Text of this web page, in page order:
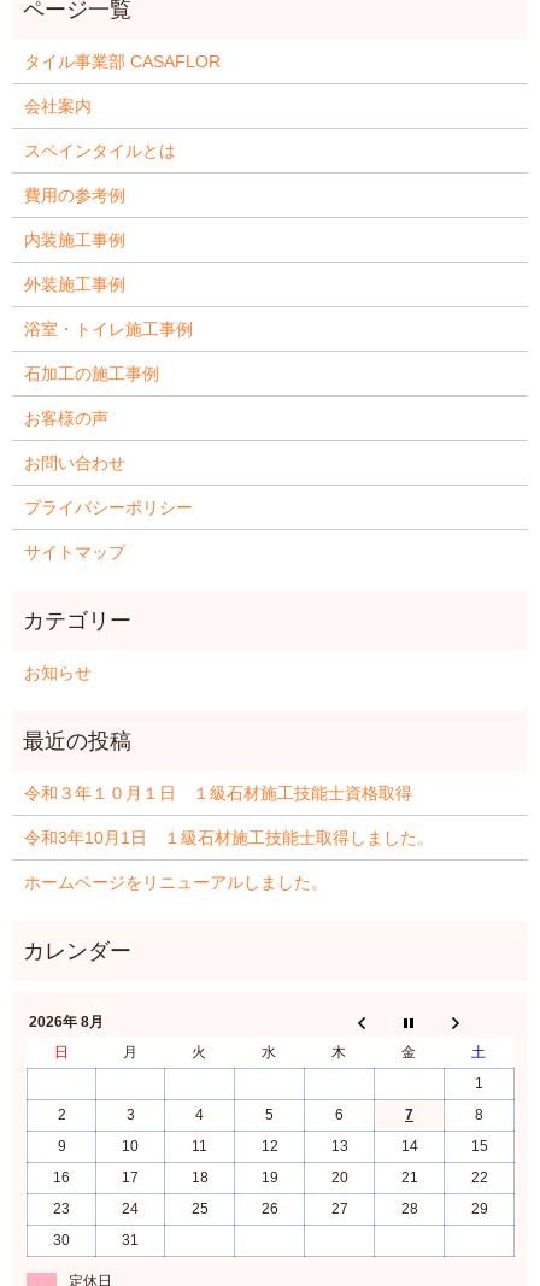
タイル事業部 CASAFLOR
会社案内
スペインタイルとは
費用の参考例
内装施工事例
外装施工事例
浴室・トイレ施工事例
石加工の施工事例
お客様の声
お問い合わせ
プライバシーポリシー
サイトマップ
お知らせ
令和３年１０月１日 １級石材施工技能士資格取得
令和3年10月1日 １級石材施工技能士取得しました。
ホームページをリニューアルしました。
2026年 8月
日
月 火 水 木 金
土
1
2
3 4 5 6 7
8
9
10 11 12 13 14
15
16
17 18 19 20 21
22
23
24 25 26 27 28
29
30
31
定休日